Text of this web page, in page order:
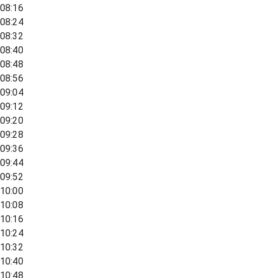
08:16
08:24
08:32
08:40
08:48
08:56
09:04
09:12
09:20
09:28
09:36
09:44
09:52
10:00
10:08
10:16
10:24
10:32
10:40
10:48